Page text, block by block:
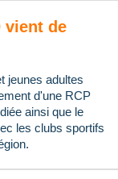
vient de
jeunes adultes
d'une RCP
ainsi que le
les clubs sportifs